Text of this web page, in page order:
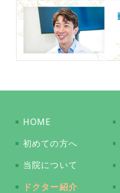
HOME
初めての方へ
当院について
ドクター紹介